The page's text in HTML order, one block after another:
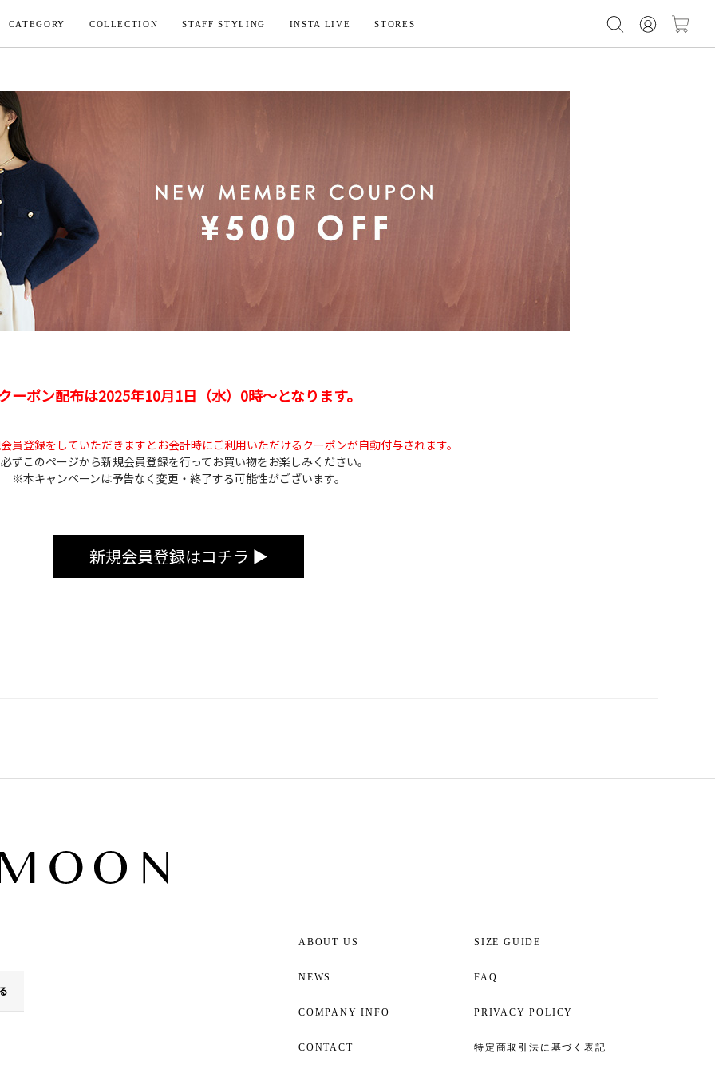
CATEGORY COLLECTION STAFF STYLING INSTA LIVE STORES
ーポン配布は2025年10月1日（水）0時～となります。
員登録をしていただきますとお会計時にご利用いただけるクーポンが自動付与されます。
ずこのページから新規会員登録を行ってお買い物をお楽しみください。
※本キャンペーンは予告なく変更・終了する可能性がございます。
新規会員登録はコチラ ▶
ABOUT US
NEWS
COMPANY INFO
CONTACT
SIZE GUIDE
FAQ
PRIVACY POLICY
特定商取引法に基づく表記